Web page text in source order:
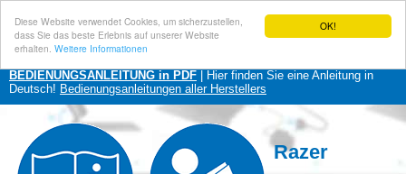
OK!
Diese Website verwendet Cookies, um sicherzustellen,
dass Sie das beste Erlebnis auf unserer Website
erhalten. Weitere Informationen
BEDIENUNGSANLEITUNG in PDF | Hier finden Sie eine Anleitung in
Deutsch! Bedienungsanleitungen aller Herstellers
Razer